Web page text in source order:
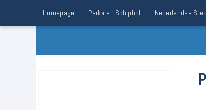
Homepage Parkeren Schiphol Nederlandse